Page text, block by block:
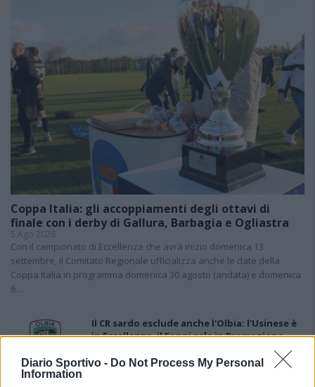
Diario Sportivo - Do Not Process My Personal
Information
Coppa Italia: gli accoppiamenti degli ottavi di
finale con i derby di Gallura, Barbagia e Ogliastra
5 Ago 2026
Con il campionato di Eccellenza che avrà inizio domenica 13
settembre, il Comitato Regionale ufficializza anche le date della
Coppa Italia in programma domenica 30 agosto (andata) e domenica
6…
Il CR sardo esclude anche l'Olbia: l'Usinese è
in Eccellenza, il Fonni sale in Promozione